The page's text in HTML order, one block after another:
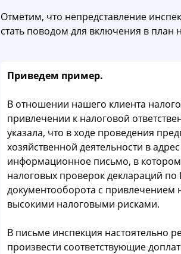
Отметим, что непредставление
стать поводом для включения в план
Приведем пример.
В отношении нашего клиента
привлечении к налоговой
указала, что в ходе проведения
хозяйственной деятельности в
информационное письмо, в
налоговых проверок деклараций
документооборота с
высокими налоговыми рисками.
В письме инспекция настоятельно
произвести соответствующие